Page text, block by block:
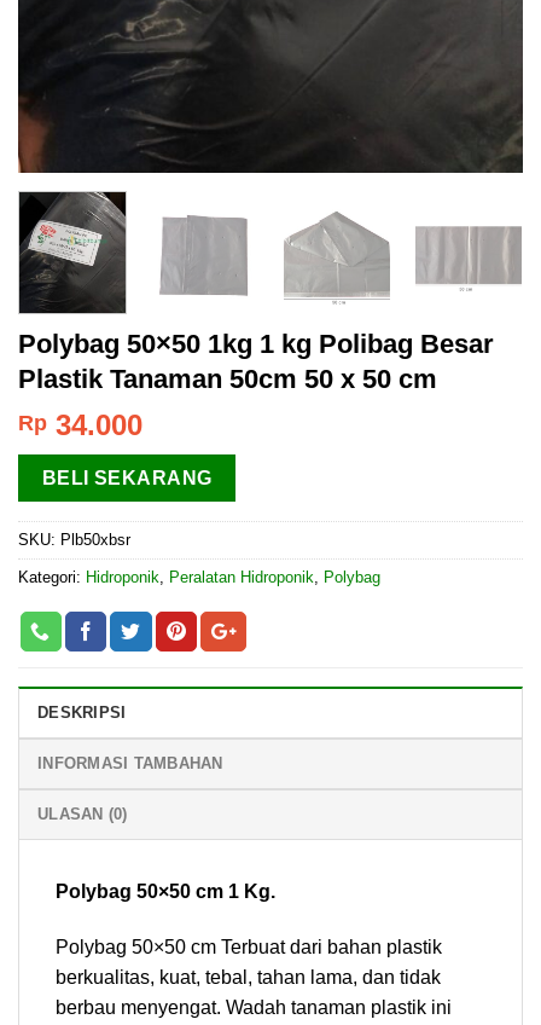
Polybag 50×50 1kg 1 kg Polibag Besar
Plastik Tanaman 50cm 50 x 50 cm
Rp 34.000
BELI SEKARANG
SKU: Plb50xbsr
Kategori: Hidroponik Peralatan Hidroponik Polybag
DESKRIPSI
INFORMASI TAMBAHAN
ULASAN (0)
Polybag 50×50 cm 1 Kg.
Polybag 50×50 cm Terbuat dari bahan plastik
berkualitas, kuat, tebal, tahan lama, dan tidak
berbau menyengat. Wadah tanaman plastik ini